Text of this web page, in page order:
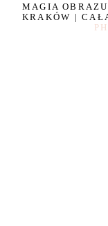
MAGIA
KRAKÓW |